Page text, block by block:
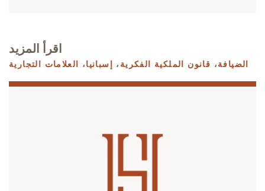
اقرأ المزيد
الضيافة، قانون الملكية الفكرية ، إسبانيا، العلامات التجارية